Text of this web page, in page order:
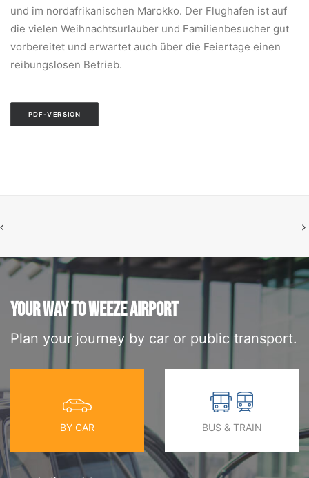
und im nordafrikanischen Marokko. Der Flughafen ist auf
die vielen Weihnachtsurlauber und Familienbesucher gut
vorbereitet und erwartet auch über die Feiertage einen
reibungslosen Betrieb.
PDF-VERSION
YOUR WAY TO WEEZE AIRPORT
Plan your journey by car or public transport.
BY CAR BUS & TRAIN